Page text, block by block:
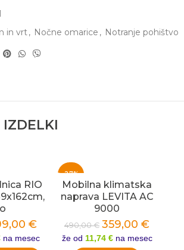
in vrt, Nočne omarice , Notranje pohištvo
RIO
€
na mesec
-27%
Mobilna klimatska
naprava LEVITA AC
9000
490,00€ 359,00 €
že od 11,74 €na mesec